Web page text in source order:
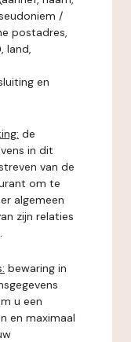
/
postadres,
land,
en
de
in dit
van de
om te
algemeen
zijn relaties
bewaring in
u een
en maximaal